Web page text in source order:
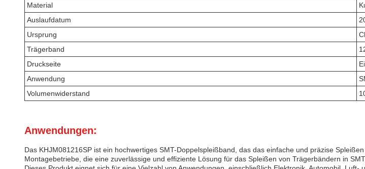
Material
Auslaufdatum
Ursprung
Trägerband
Druckseite
Anwendung
Volumenwiderstand
Anwendungen:
Das KHJM081216SP ist ein hochwertiges SMT-Doppelspleißband, das das einfache und präzise
Montagebetriebe, die eine zuverlässige und effiziente Lösung für das Spleißen von Trägerbändern in